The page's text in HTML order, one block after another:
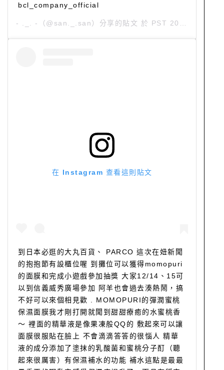
bcl_company_official
- ._. - （@san._.san）分享的貼文 於 PST 2019 年 12月 月 10 日 上午 3:05
在 Instagram 查看這則貼文
到日本必逛的大丸百貨、 PARCO 這次在妞新聞
的抱抱節有設櫃位喔 到攤位可以獲得momopuri
的面膜和完成小遊戲參加抽獎 大家12/14、15可
以到信義威秀廣場參加 阿羊也會過去湊熱鬧，搞
不好可以來個相見歡 . MOMOPURI的彈潤蜜桃
保濕面膜我才剛打開就聞到甜甜療癒的水蜜桃香
～ 裡面的精華液是像果凍般QQ的 敷起來可以讓
面膜很服貼在臉上 不會滴滴答答的很惱人 精華
液的成分添加了塗抹的乳酸菌和蜜桃分子酊（聽
起來很厲害）有保濕補水的功能 補水這點是最最